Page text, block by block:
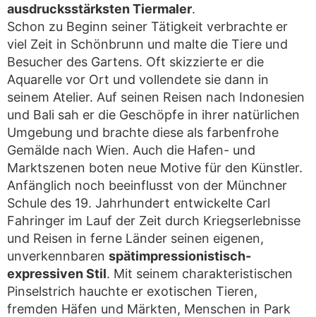
ausdrucksstärksten Tiermaler.
Schon zu Beginn seiner Tätigkeit verbrachte er
viel Zeit in Schönbrunn und malte die Tiere und
Besucher des Gartens. Oft skizzierte er die
Aquarelle vor Ort und vollendete sie dann in
seinem Atelier. Auf seinen Reisen nach Indonesien
und Bali sah er die Geschöpfe in ihrer natürlichen
Umgebung und brachte diese als farbenfrohe
Gemälde nach Wien. Auch die Hafen- und
Marktszenen boten neue Motive für den Künstler.
Anfänglich noch beeinflusst von der Münchner
Schule des 19. Jahrhundert entwickelte Carl
Fahringer im Lauf der Zeit durch Kriegserlebnisse
und Reisen in ferne Länder seinen eigenen,
unverkennbaren spätimpressionistisch-
expressiven Stil. Mit seinem charakteristischen
Pinselstrich hauchte er exotischen Tieren,
fremden Häfen und Märkten, Menschen in Park